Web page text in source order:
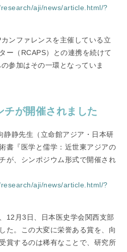
aji/news/article.html/?
ンファレンスを主催している立
ー（RCAPS）との連携を続けて
参加はその一環となっていま
チが開催されました
静先生（立命館アジア・日本研
書『医学と儒学：近世東アジアの
が、シンポジウム形式で開催され
aji/news/article.html/?
12月3日、日本医史学会関西支部
た。この大変に栄誉ある賞を、向
賞するのは稀有なことで、研究所